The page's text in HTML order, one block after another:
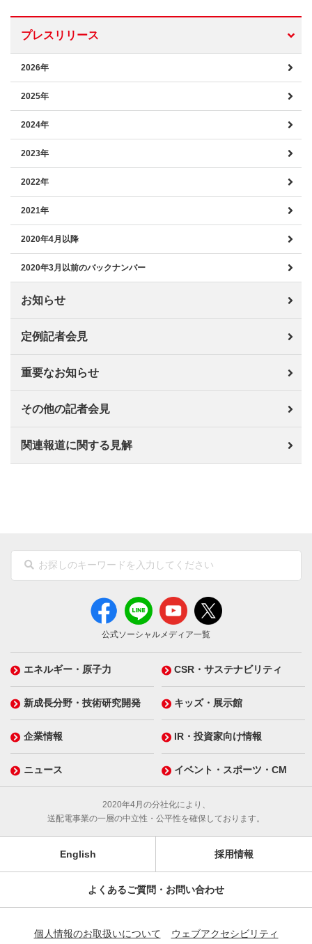
プレスリリース
2026年
2025年
2024年
2023年
2022年
2021年
2020年4月以降
2020年3月以前のバックナンバー
お知らせ
定例記者会見
重要なお知らせ
その他の記者会見
関連報道に関する見解
公式ソーシャルメディア一覧
エネルギー・原子力 CSR・サステナビリティ
新成長分野・技術研究開発 キッズ・展示館
企業情報 IR・投資家向け情報
ニュース イベント・スポーツ・CM
2020年4月の分社化により、
送配電事業の一層の中立性・公平性を確保しております。
English 採用情報
よくあるご質問・お問い合わせ
個人情報のお取扱いについて ウェブアクセシビリティ